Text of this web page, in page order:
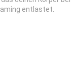
entlastet.